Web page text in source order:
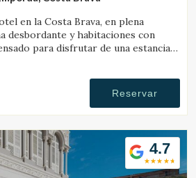
en la Costa Brava, en plena
desbordante y habitaciones con
para disfrutar de una estancia
Reservar
4.7